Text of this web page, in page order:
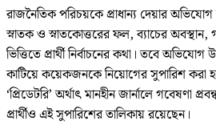
রাজনৈতিক পরিচয়কে প্রাধান্য দেয়ার
স্নাতক ও স্নাতকোত্তরের ফল, ব্যাচের অবস্থান,
ভিত্তিতে প্রার্থী নির্বাচনের কথা। তবে
কাটিয়ে কয়েকজনকে নিয়োগের সুপারিশ করা
‘প্রিডেটরি’ অর্থাৎ মানহীন জার্নালে গবেষণা
প্রার্থীও এই সুপারিশের তালিকায় রয়েছেন।